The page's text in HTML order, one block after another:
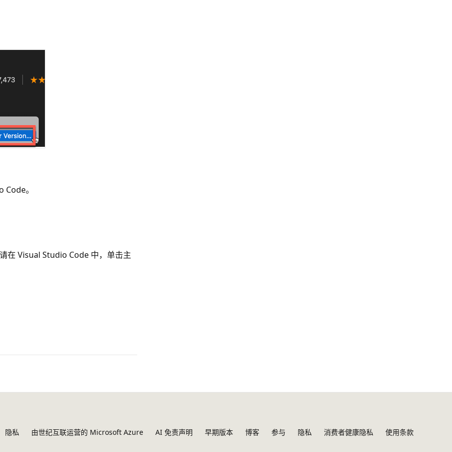
Code。
在 Visual Studio Code 中，单击主
隐私 由世纪互联运营的 Microsoft Azure AI 免责声明 早期版本 博客 参与 隐私 消费者健康隐私 使用条款